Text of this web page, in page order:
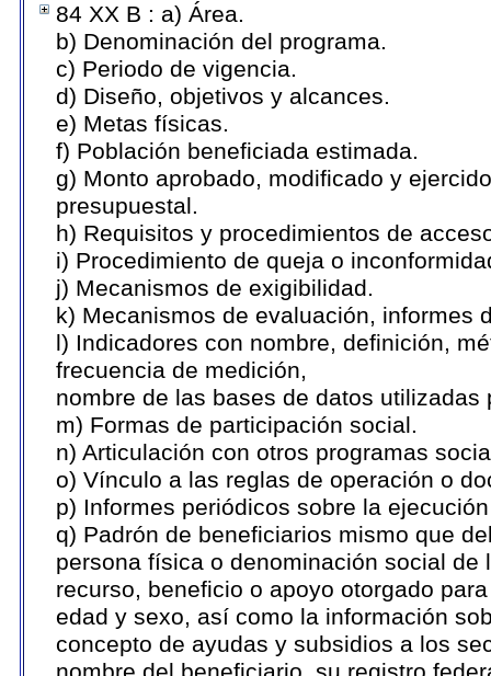
84 XX B : a) Área.
b) Denominación del programa.
c) Periodo de vigencia.
d) Diseño, objetivos y alcances.
e) Metas físicas.
f) Población beneficiada estimada.
g) Monto aprobado, modificado y
presupuestal.
h) Requisitos y procedimientos de
i) Procedimiento de queja o
j) Mecanismos de exigibilidad.
k) Mecanismos de evaluación, informes
l) Indicadores con nombre, definición,
frecuencia de medición,
nombre de las bases de datos utilizadas
m) Formas de participación social.
n) Articulación con otros programas
o) Vínculo a las reglas de operación o
p) Informes periódicos sobre la
q) Padrón de beneficiarios mismo que
persona física o denominación social
recurso, beneficio o apoyo otorgado
edad y sexo, así como la información
concepto de ayudas y subsidios a los